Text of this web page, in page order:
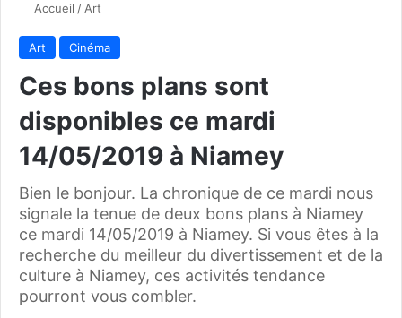
Accueil /Art
Art Cinéma
Ces bons plans sont
disponibles ce mardi
14/05/2019 à Niamey
Bien le bonjour. La chronique de ce mardi nous
signale la tenue de deux bons plans à Niamey
ce mardi 14/05/2019 à Niamey. Si vous êtes à la
recherche du meilleur du divertissement et de la
culture à Niamey, ces activités tendance
pourront vous combler.